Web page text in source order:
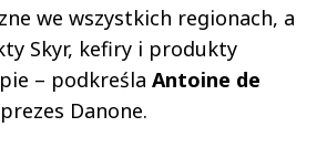
we wszystkich regionach, a
Skyr, kefiry i produkty
– podkreśla Antoine de
Danone.